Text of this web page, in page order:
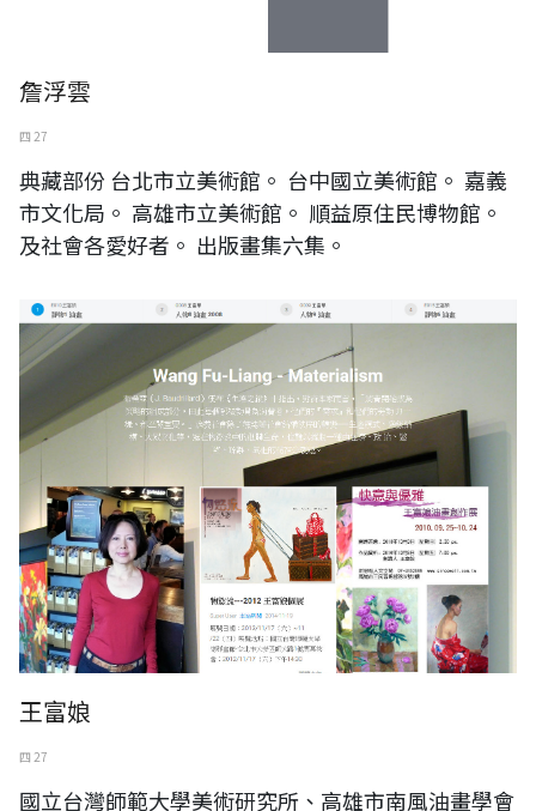
詹浮雲
四 27
典藏部份 台北市立美術館。 台中國立美術館。 嘉義
市文化局。 高雄市立美術館。 順益原住民博物館。
及社會各愛好者。 出版畫集六集。
王富娘
四 27
國立台灣師範大學美術研究所、高雄市南風油畫學會